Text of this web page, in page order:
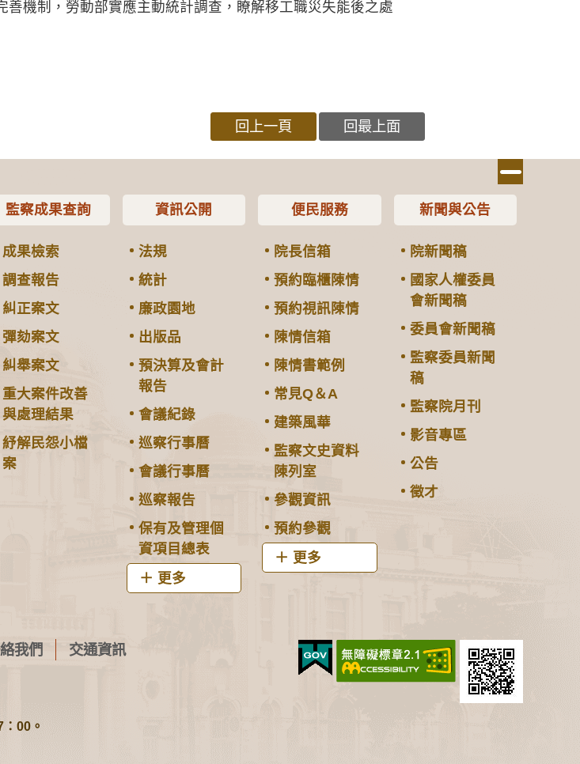
機制，勞動部實應主動統計調查，瞭解移工職災失能後之處
回上一頁 回最上面
監察成果查詢
成果檢索
調查報告
糾正案文
彈劾案文
糾舉案文
重大案件改善
與處理結果
紓解民怨小檔
案
資訊公開
法規
統計
廉政園地
出版品
預決算及會計
報告
會議紀錄
巡察行事曆
會議行事曆
巡察報告
保有及管理個
資項目總表
更多
便民服務
院長信箱
預約臨櫃陳情
預約視訊陳情
陳情信箱
陳情書範例
常見Q＆A
建築風華
監察文史資料
陳列室
參觀資訊
預約參觀
更多
新聞與公告
院新聞稿
國家人權委員
會新聞稿
委員會新聞稿
監察委員新聞
稿
監察院月刊
影音專區
公告
徵才
我們 交通資訊
00。